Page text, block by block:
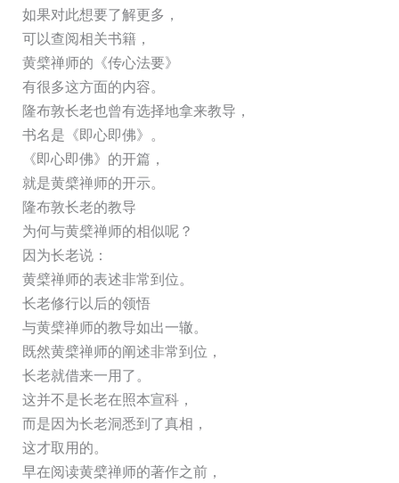
如果对此想要了解更多，
可以查阅相关书籍，
黄檗禅师的《传心法要》
有很多这方面的内容。
隆布敦长老也曾有选择地拿来教导，
书名是《即心即佛》。
《即心即佛》的开篇，
就是黄檗禅师的开示。
隆布敦长老的教导
为何与黄檗禅师的相似呢？
因为长老说：
黄檗禅师的表述非常到位。
长老修行以后的领悟
与黄檗禅师的教导如出一辙。
既然黄檗禅师的阐述非常到位，
长老就借来一用了。
这并不是长老在照本宣科，
而是因为长老洞悉到了真相，
这才取用的。
早在阅读黄檗禅师的著作之前，